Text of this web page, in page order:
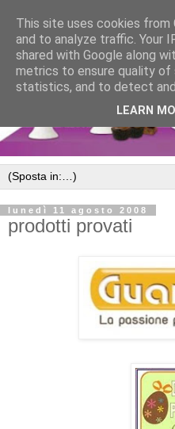
lunedì 11 agosto 2008
prodotti provati
This site uses cookies
and to analyze traffic. Your
shared with Google along
metrics to ensure quality of
statistics, and to detect
LEARN